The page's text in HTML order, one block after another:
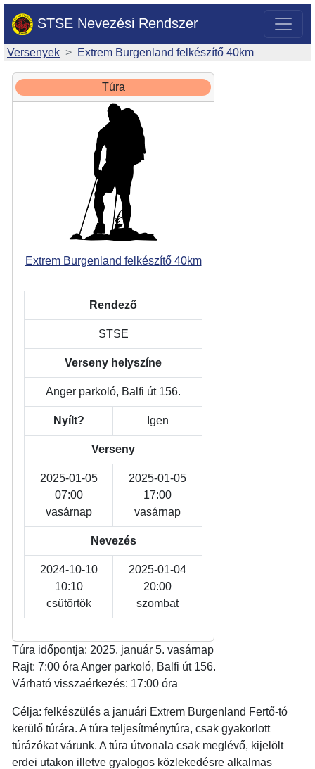
STSE Nevezési Rendszer
Versenyek Extrem Burgenland felkészítő 40km
Túra
Extrem Burgenland felkészítő 40km
Rendező
STSE
Verseny helyszíne
Anger parkoló, Balfi út 156.
Nyílt? Igen
Verseny
2025-01-05
07:00
vasárnap
2025-01-05
17:00
vasárnap
Nevezés
2024-10-10
10:10
csütörtök
2025-01-04
20:00
szombat
Túra időpontja: 2025. január 5. vasárnap
Rajt: 7:00 óra Anger parkoló, Balfi út 156.
Várható visszaérkezés: 17:00 óra
Célja: felkészülés a januári Extrem Burgenland Fertő-tó
kerülő túrára. A túra teljesítménytúra, csak gyakorlott
túrázókat várunk. A túra útvonala csak meglévő, kijelölt
erdei utakon illetve gyalogos közlekedésre alkalmas